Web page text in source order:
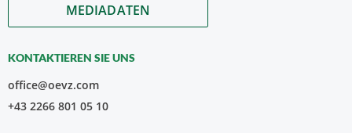
MEDIADATEN
KONTAKTIEREN SIE UNS
office@oevz.com
+43 2266 801 05 10